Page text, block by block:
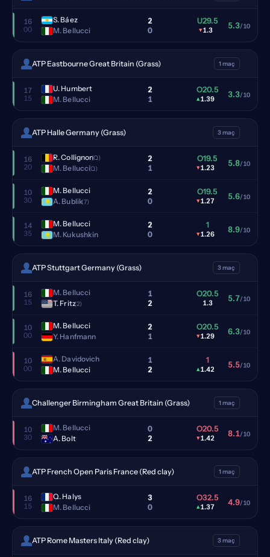
16
00
S. Báez
M. Bellucci
2
0
U29.5
▾1.3 5.3/10
ATP Eastbourne Great Britain (Grass) 1 maç
17
15
U. Humbert
M. Bellucci
2
1
O20.5
▴1.39 3.3/10
ATP Halle Germany (Grass) 3 maç
16
20
R. Collignon(Q)
M. Bellucci(Q)
2
1
O19.5
▾1.23 5.8/10
10
30
M. Bellucci
A. Bublik(7)
2
0
O19.5
▾1.27 5.6/10
14
35
M. Bellucci
M. Kukushkin
2
0
1
▾1.26 8.9/10
ATP Stuttgart Germany (Grass) 3 maç
16
15
M. Bellucci
T. Fritz(2)
1
2
O20.5
1.3 5.7/10
10
00
M. Bellucci
Y. Hanfmann
2
1
O20.5
▾1.29 6.3/10
10
00
A. Davidovich
M. Bellucci
1
2
1
▴1.42 5.5/10
Challenger Birmingham Great Britain (Grass) 1 maç
10
30
M. Bellucci
A. Bolt
0
2
O20.5
▾1.42 8.1/10
ATP French Open Paris France (Red clay) 1 maç
16
15
Q. Halys
M. Bellucci
3
0
O32.5
▴1.37 4.9/10
ATP Rome Masters Italy (Red clay) 3 maç